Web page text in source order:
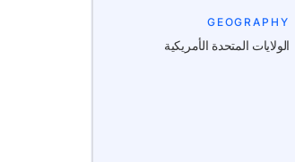
GEOGRAPHY
الولايات المتحدة الأمريكية